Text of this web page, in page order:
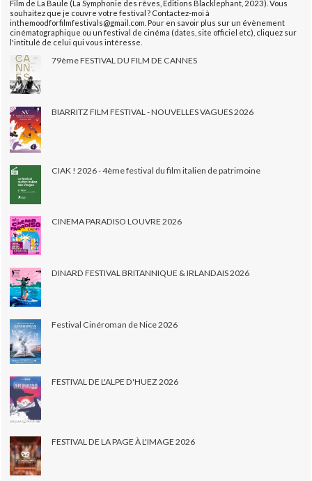
Film de La Baule (La Symphonie des rêves, Éditions Blacklephant, 2023). Vous
souhaitez que je couvre votre festival ? Contactez-moi à
inthemoodforfilmfestivals@gmail.com. Pour en savoir plus sur un évènement
cinématographique ou un festival de cinéma (dates, site officiel etc), cliquez sur
l'intitulé de celui qui vous intéresse.
79ème FESTIVAL DU FILM DE CANNES
BIARRITZ FILM FESTIVAL - NOUVELLES VAGUES 2026
CIAK ! 2026 - 4ème festival du film italien de patrimoine
CINEMA PARADISO LOUVRE 2026
DINARD FESTIVAL BRITANNIQUE & IRLANDAIS 2026
Festival Cinéroman de Nice 2026
FESTIVAL DE L'ALPE D'HUEZ 2026
FESTIVAL DE LA PAGE À L'IMAGE 2026